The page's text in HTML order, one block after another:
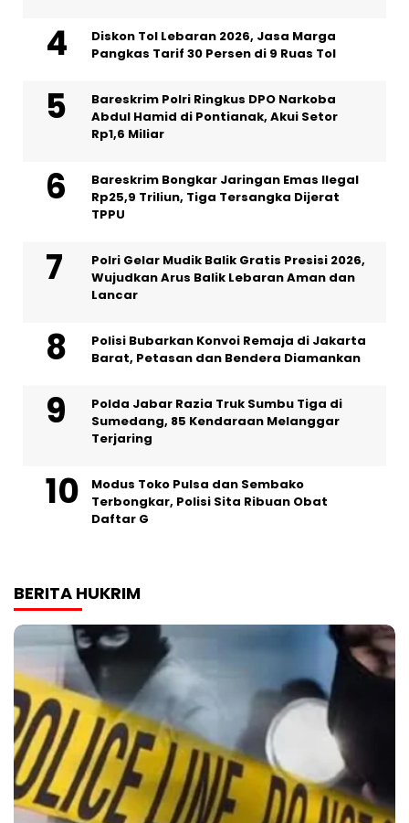
Diskon Tol Lebaran 2026, Jasa Marga
Pangkas Tarif 30 Persen di 9 Ruas Tol
Bareskrim Polri Ringkus DPO Narkoba
Abdul Hamid di Pontianak, Akui Setor
Rp1,6 Miliar
Bareskrim Bongkar Jaringan Emas Ilegal
Rp25,9 Triliun, Tiga Tersangka Dijerat
TPPU
Polri Gelar Mudik Balik Gratis Presisi 2026,
Wujudkan Arus Balik Lebaran Aman dan
Lancar
Polisi Bubarkan Konvoi Remaja di Jakarta
Barat, Petasan dan Bendera Diamankan
Polda Jabar Razia Truk Sumbu Tiga di
Sumedang, 85 Kendaraan Melanggar
Terjaring
Modus Toko Pulsa dan Sembako
Terbongkar, Polisi Sita Ribuan Obat
Daftar G
BERITA HUKRIM